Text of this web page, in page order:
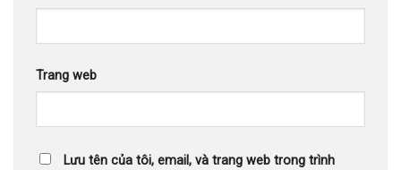
Trang web
Lưu tên của tôi, email, và trang web trong trình